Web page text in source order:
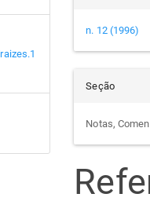
n. 12 (1996)
Seção
Notas,